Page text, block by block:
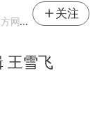
易号
关注
王雪飞